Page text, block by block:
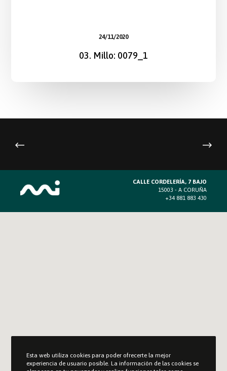
24/11/2020
03. Millo: 0079_1
CALLE CORDELERÍA, 7 BAJO
15003 - A CORUÑA
+34 881 883 430
Esta web utiliza cookies para poder ofrecerte la mejor
experiencia de usuario posible. La información de las cookies se